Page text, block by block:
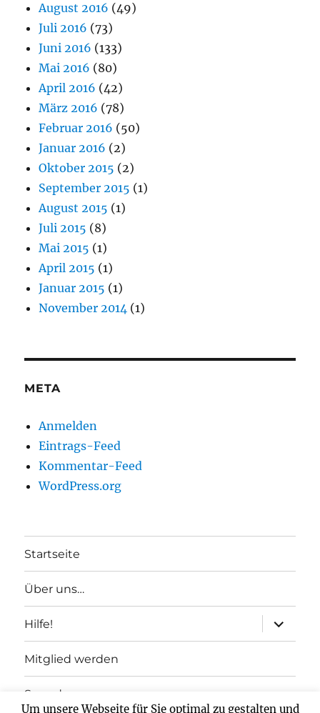
August 2016 (49)
Juli 2016 (73)
Juni 2016 (133)
Mai 2016 (80)
April 2016 (42)
März 2016 (78)
Februar 2016 (50)
Januar 2016 (2)
Oktober 2015 (2)
September 2015 (1)
August 2015 (1)
Juli 2015 (8)
Mai 2015 (1)
April 2015 (1)
Januar 2015 (1)
November 2014 (1)
META
Anmelden
Eintrags-Feed
Kommentar-Feed
WordPress.org
Startseite
Über uns…
Hilfe!
anzeigen
Mitglied werden
Spenden
Um unsere Webseite für Sie optimal zu gestalten und